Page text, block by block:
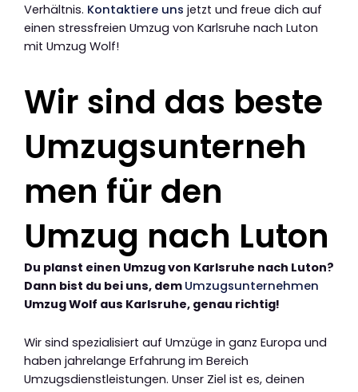
Verhältnis. Kontaktiere uns jetzt und freue dich auf
einen stressfreien Umzug von Karlsruhe nach Luton
mit Umzug Wolf!
Wir sind das beste
Umzugsunterneh
men für den
Umzug nach Luton
Du planst einen Umzug von Karlsruhe nach Luton?
Dann bist du bei uns, dem Umzugsunternehmen
Umzug Wolf aus Karlsruhe, genau richtig!
Wir sind spezialisiert auf Umzüge in ganz Europa und
haben jahrelange Erfahrung im Bereich
Umzugsdienstleistungen. Unser Ziel ist es, deinen